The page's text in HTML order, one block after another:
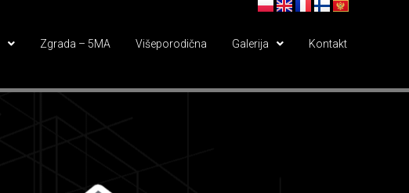
Zgrada – 5MA Višeporodična Galerija Kontakt